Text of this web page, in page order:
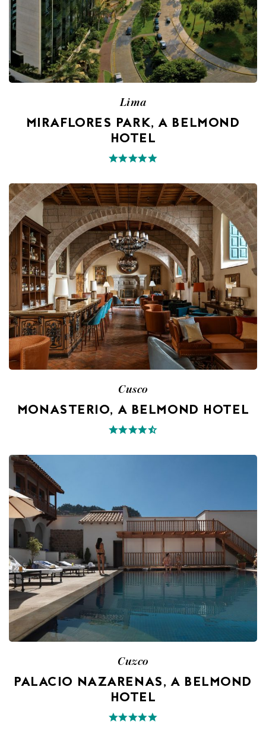
Lima
MIRAFLORES PARK, A BELMOND
HOTEL
Cusco
MONASTERIO, A BELMOND HOTEL
Cuzco
PALACIO NAZARENAS, A BELMOND
HOTEL